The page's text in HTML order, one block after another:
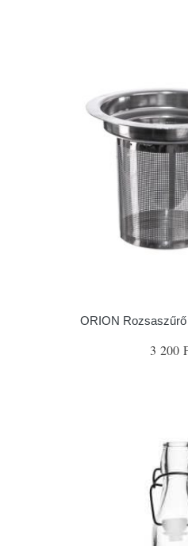
ORION
3 200